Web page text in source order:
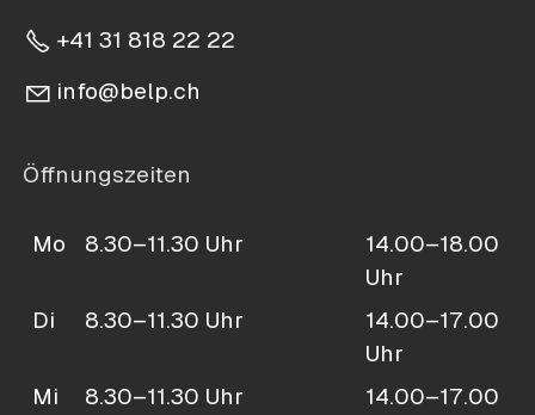
+41 31 818 22 22
nf b lp ch
Öffnungszeiten
Mo 8.30–11.30 Uhr
14.00–18.00
Uhr
Di
8.30–11.30 Uhr
14.00–17.00
Uhr
Mi
8.30–11.30 Uhr
14.00–17.00